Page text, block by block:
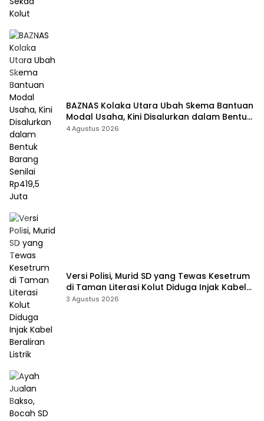
BAZNAS Kolaka Utara Ubah Skema Bantuan
Modal Usaha, Kini Disalurkan dalam Bentuk
Barang Senilai Rp419,5 Juta
4 Agustus 2026
Versi Polisi, Murid SD yang Tewas Kesetrum
di Taman Literasi Kolut Diduga Injak Kabel
Beraliran Listrik
3 Agustus 2026